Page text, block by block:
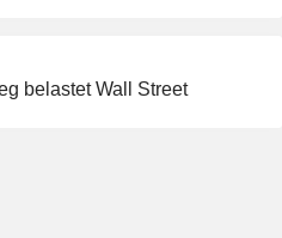
belastet Wall Street